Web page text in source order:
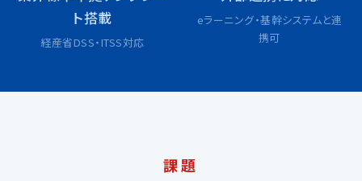
ト搭載
経産省DSS・ITSS対応
eラーニング・基幹システムと連
携可
課題